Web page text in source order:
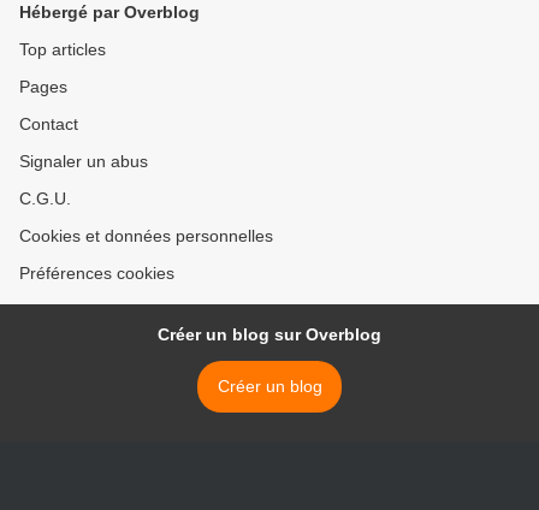
Hébergé par Overblog
Top articles
Pages
Contact
Signaler un abus
C.G.U.
Cookies et données personnelles
Préférences cookies
Créer un blog sur Overblog
Créer un blog